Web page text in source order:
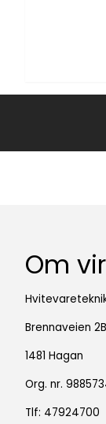
Om
Brennaveien 2B
1481 Hagan
Org. nr.
Tlf: 47924700